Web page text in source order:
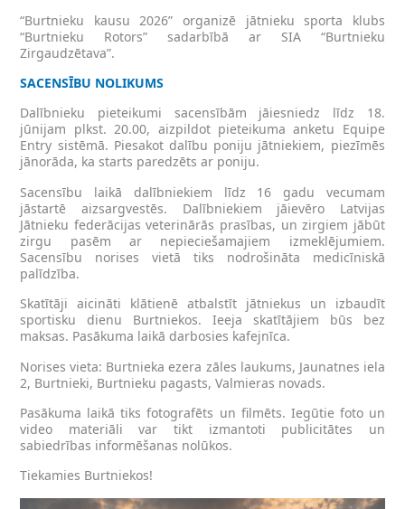
“Burtnieku kausu 2026” organizē jātnieku sporta klubs
“Burtnieku Rotors” sadarbībā ar SIA “Burtnieku
Zirgaudzētava”.
SACENSĪBU NOLIKUMS
Dalībnieku pieteikumi sacensībām jāiesniedz līdz 18.
jūnijam plkst. 20.00, aizpildot pieteikuma anketu Equipe
Entry sistēmā. Piesakot dalību poniju jātniekiem, piezīmēs
jānorāda, ka starts paredzēts ar poniju.
Sacensību laikā dalībniekiem līdz 16 gadu vecumam
jāstartē aizsargvestēs. Dalībniekiem jāievēro Latvijas
Jātnieku federācijas veterinārās prasības, un zirgiem jābūt
zirgu pasēm ar nepieciešamajiem izmeklējumiem.
Sacensību norises vietā tiks nodrošināta medicīniskā
palīdzība.
Skatītāji aicināti klātienē atbalstīt jātniekus un izbaudīt
sportisku dienu Burtniekos. Ieeja skatītājiem būs bez
maksas. Pasākuma laikā darbosies kafejnīca.
Norises vieta: Burtnieka ezera zāles laukums, Jaunatnes iela
2, Burtnieki, Burtnieku pagasts, Valmieras novads.
Pasākuma laikā tiks fotografēts un filmēts. Iegūtie foto un
video materiāli var tikt izmantoti publicitātes un
sabiedrības informēšanas nolūkos.
Tiekamies Burtniekos!